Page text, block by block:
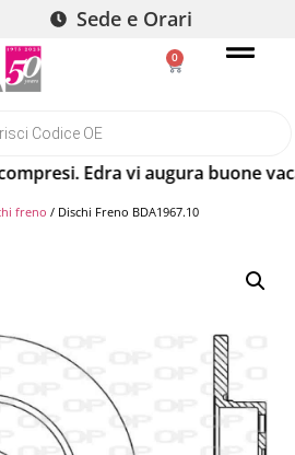
Sede e Orari
0
Edra vi augura buone
freno / Dischi Freno BDA1967.10